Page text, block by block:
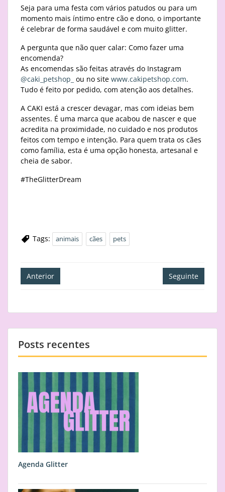
Seja para uma festa com vários patudos ou para um
momento mais íntimo entre cão e dono, o importante
é celebrar de forma saudável e com muito glitter.
A pergunta que não quer calar: Como fazer uma
encomenda?
As encomendas são feitas através do Instagram
@caki_petshop_ ou no site www.cakipetshop.com.
Tudo é feito por pedido, com atenção aos detalhes.
A CAKI está a crescer devagar, mas com ideias bem
assentes. É uma marca que acabou de nascer e que
acredita na proximidade, no cuidado e nos produtos
feitos com tempo e intenção. Para quem trata os cães
como família, esta é uma opção honesta, artesanal e
cheia de sabor.
#TheGlitterDream
Tags: animais cães pets
Navegação
de
Anterior Seguinte
Posts recentes
Agenda Glitter